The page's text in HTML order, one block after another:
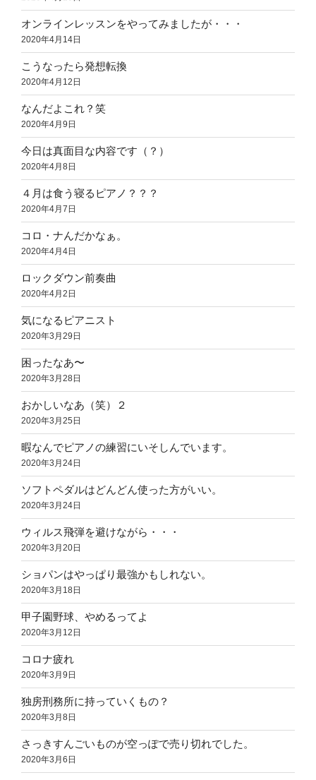
オンラインレッスンをやってみましたが・・・
2020年4月14日
こうなったら発想転換
2020年4月12日
なんだよこれ？笑
2020年4月9日
今日は真面目な内容です（？）
2020年4月8日
４月は食う寝るピアノ？？？
2020年4月7日
コロ・ナんだかなぁ。
2020年4月4日
ロックダウン前奏曲
2020年4月2日
気になるピアニスト
2020年3月29日
困ったなあ〜
2020年3月28日
おかしいなあ（笑）２
2020年3月25日
暇なんでピアノの練習にいそしんでいます。
2020年3月24日
ソフトペダルはどんどん使った方がいい。
2020年3月24日
ウィルス飛弾を避けながら・・・
2020年3月20日
ショパンはやっぱり最強かもしれない。
2020年3月18日
甲子園野球、やめるってよ
2020年3月12日
コロナ疲れ
2020年3月9日
独房刑務所に持っていくもの？
2020年3月8日
さっきすんごいものが空っぽで売り切れでした。
2020年3月6日